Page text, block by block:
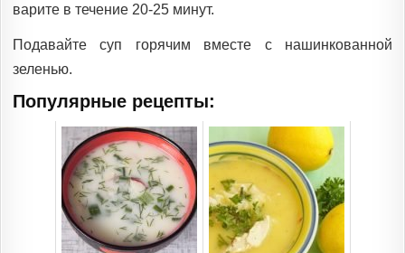
варите в течение 20-25 минут.
Подавайте суп горячим вместе с нашинкованной
зеленью.
Популярные рецепты: